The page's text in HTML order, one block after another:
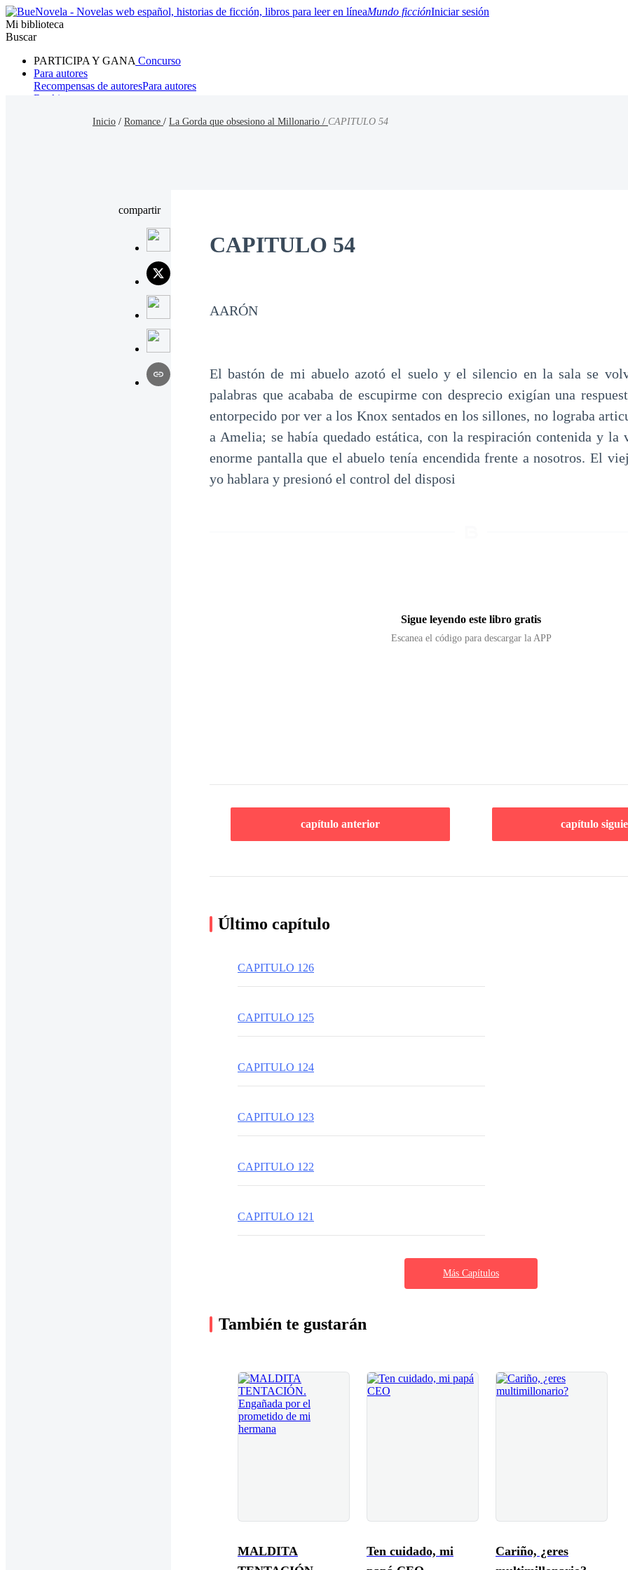
Mundo ficciónIniciar sesión
Mi biblioteca
Buscar
PARTICIPA Y GANA Concurso
Para autores
Recompensas de autoresPara autores
Ranking
Inicio / Romance / La Gorda que obsesiono al Millonario / CAPITULO 54
compartir
CAPITULO 54
AARÓN
El bastón de mi abuelo azotó el suelo y el silencio en la sala se
palabras que acababa de escupirme con desprecio exigían una
entorpecido por ver a los Knox sentados en los sillones, no lograba
a Amelia; se había quedado estática, con la respiración contenida y la
enorme pantalla que el abuelo tenía encendida frente a nosotros. El
yo hablara y presionó el control del disposi
Sigue leyendo este libro gratis
Escanea el código para descargar la APP
capítulo anterior capítulo
Último capítulo
CAPITULO 126
CAPITULO 125
CAPITULO 124
CAPITULO 123
CAPITULO 122
CAPITULO 121
Más Capítulos
También te gustarán
MALDITA
Ten cuidado, mi
Cariño, ¿eres